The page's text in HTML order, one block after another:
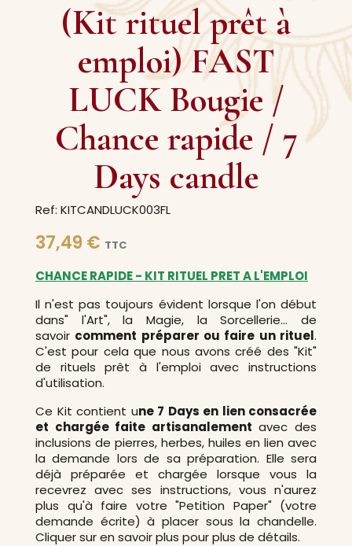
(Kit rituel prêt à
emploi) FAST
LUCK Bougie /
Chance rapide / 7
Days candle
Ref: KITCANDLUCK003FL
37,49 € TTC
CHANCE RAPIDE - KIT RITUEL PRET A L'EMPLOI
Il n'est pas toujours évident lorsque l'on début
dans" l'Art", la Magie, la Sorcellerie... de
savoir comment préparer ou faire un rituel.
C'est pour cela que nous avons créé des "Kit"
de rituels prêt à l'emploi avec instructions
d'utilisation.
Ce Kit contient une 7 Days en lien consacrée
et chargée faite artisanalement avec des
inclusions de pierres, herbes, huiles en lien avec
la demande lors de sa préparation. Elle sera
déjà préparée et chargée lorsque vous la
recevrez avec ses instructions, vous n'aurez
plus qu'à faire votre "Petition Paper" (votre
demande écrite) à placer sous la chandelle.
Cliquer sur en savoir plus pour plus de détails.